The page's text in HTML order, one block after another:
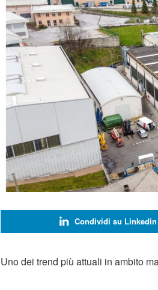
Condividi su Linkedin
Uno dei trend più attuali in ambito